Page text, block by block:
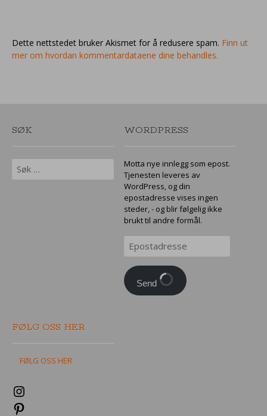
Dette nettstedet bruker Akismet for å redusere spam. Finn ut
mer om hvordan kommentardataene dine behandles.
SØK
Søk
etter:
WORDPRESS
Motta nye innlegg som epost.
Tjenesten leveres av
WordPress, og din
epostadresse vises ingen
steder, - og blir følgelig ikke
brukt til andre formål.
Epostadresse
Send
FØLG OSS HER
FØLG OSS HER